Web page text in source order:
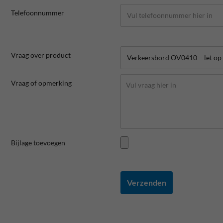
Telefoonnummer
Vraag over product
Vraag of opmerking
Bijlage toevoegen
Verzenden